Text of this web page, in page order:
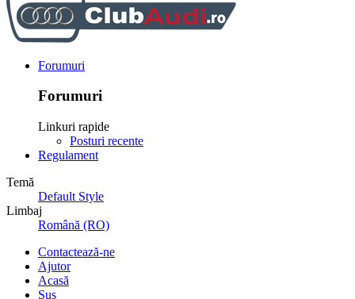
Forumuri
Forumuri
Linkuri rapide
Posturi recente
Regulament
Temă
Default Style
Limbaj
Română (RO)
Contactează-ne
Ajutor
Acasă
Sus